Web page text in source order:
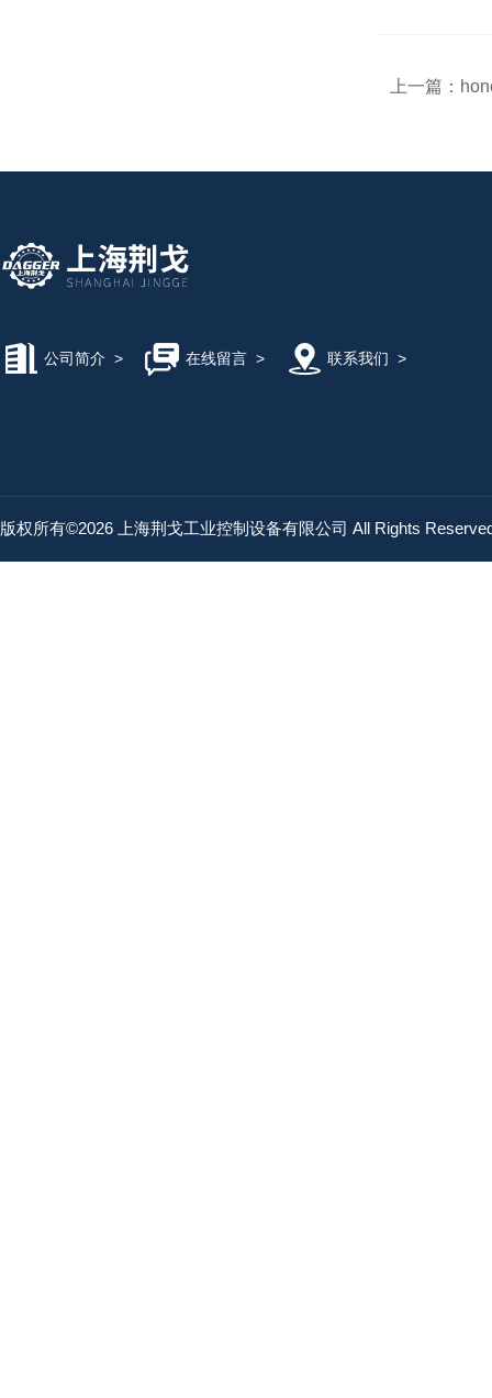
上一篇：
公司简介 > 在线留言> 联系我们 >
版权所有©2026 上海荆戈工业控制设备有限公司 All Rights